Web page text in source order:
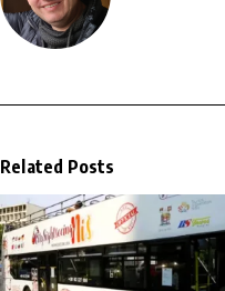
Related Posts